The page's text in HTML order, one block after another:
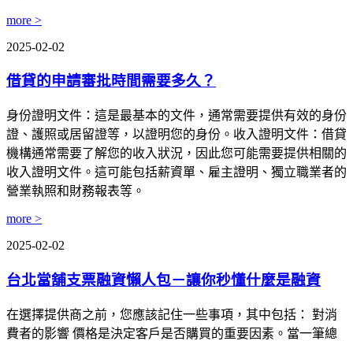
more >
2025-02-02
借貸的申請審批時間需要多久？
身份證明文件：這是最基本的文件，通常需要提供有效的身份
證、護照或居留證等，以證明您的身份。收入證明文件：借貸
機構通常需要了解您的收入狀況，因此您可能需要提供相關的
收入證明文件。這可能包括薪資單、雇主證明、獨立職業者的
營業執照和財務報表等。
more >
2025-02-02
台北當舖支票融資懶人包－讓你秒懂什麼是融資
在選擇提供商之前，您應該記住一些事項，其中包括： 對消
費者的影響 價格是決定客戶是否購買的重要因素。當一筆總